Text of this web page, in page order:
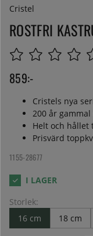
Cristel
ROSTFRI
859:-
Cristels nya
200 år
Helt och hållet
Prisvärd
1155-28677
Storlek:
16 cm
18 cm